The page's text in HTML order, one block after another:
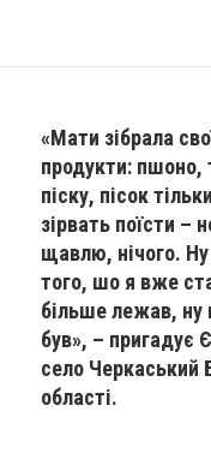
«Мати зібрала
продукти:
піску, пісок
зірвать поїсти –
щавлю, нічого.
того, шо я вже
більше лежав, ну
був», – пригадує
село Черкаський
області.